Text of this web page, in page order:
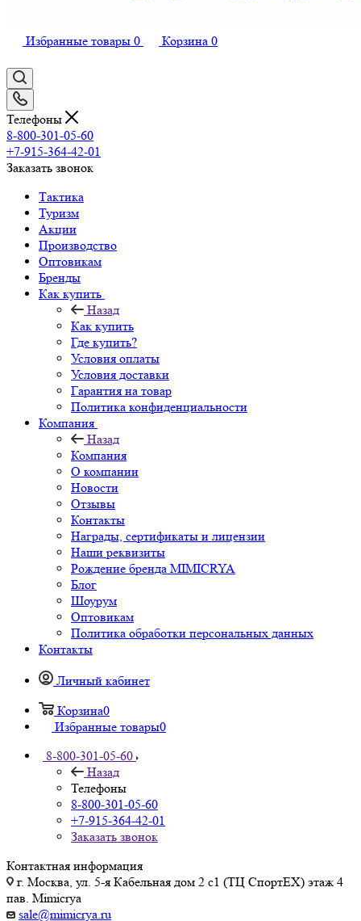
Избранные товары 0 Корзина 0
Телефоны
8-800-301-05-60
+7-915-364-42-01
Заказать звонок
Тактика
Туризм
Акции
Производство
Оптовикам
Бренды
Как купить
Назад
Как купить
Где купить?
Условия оплаты
Условия доставки
Гарантия на товар
Политика конфиденциальности
Компания
Назад
Компания
О компании
Новости
Отзывы
Контакты
Награды, сертификаты и лицензии
Наши реквизиты
Рождение бренда MIMICRYA
Блог
Шоурум
Оптовикам
Политика обработки персональных данных
Контакты
Личный кабинет
Корзина0
Избранные товары0
8-800-301-05-60
Назад
Телефоны
8-800-301-05-60
+7-915-364-42-01
Заказать звонок
Контактная информация
г. Москва, ул. 5-я Кабельная дом 2 с1 (ТЦ СпортEX) этаж 4
пав. Mimicrya
sale@mimicrya.ru